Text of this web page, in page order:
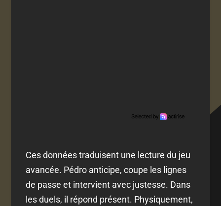
Ces données traduisent une lecture du jeu
avancée. Pédro anticipe, coupe les lignes
de passe et intervient avec justesse. Dans
les duels, il répond présent. Physiquement,